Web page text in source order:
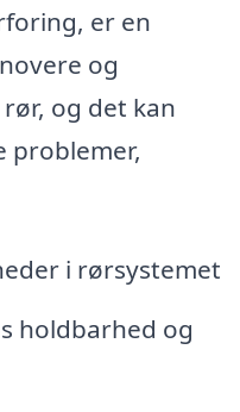
er en
og
og det kan
problemer,
i rørsystemet
holdbarhed og